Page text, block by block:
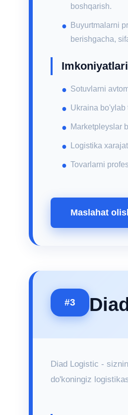
boshqarish.
Buyurtmalarni
berishgacha,
Imkoniyatlari
Sotuvlarni
Ukraina bo'ylab
Marketpleyslar
Logistika
Tovarlarni
Maslahat
#3
Diad Logistic -
do'koningiz